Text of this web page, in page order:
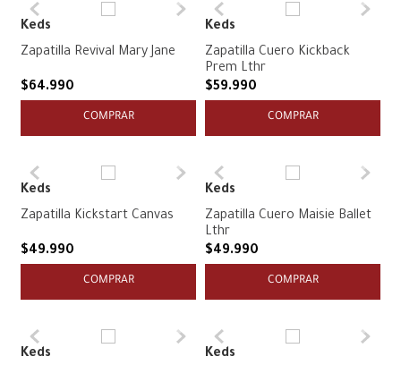
Keds
Zapatilla Revival Mary Jane
$64.990
COMPRAR
Keds
Zapatilla Cuero Kickback
Prem Lthr
$59.990
COMPRAR
Keds
Zapatilla Kickstart Canvas
$49.990
COMPRAR
Keds
Zapatilla Cuero Maisie Ballet
Lthr
$49.990
COMPRAR
Keds
Keds